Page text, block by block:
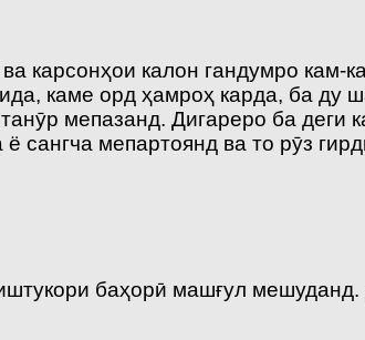
карсонҳои калон гандумро кам-
каме орд ҳамроҳ карда, ба ду
мепазанд. Дигареро ба деги
сангча мепартоянд ва то рӯз
баҳорӣ машғул